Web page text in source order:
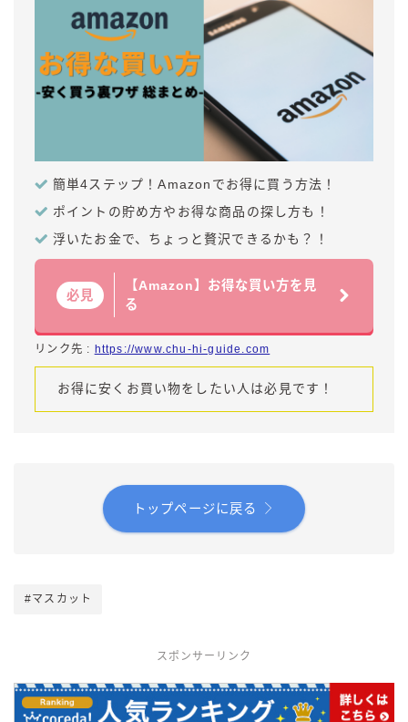
簡単4ステップ！Amazonでお得に買う方法！
ポイントの貯め方やお得な商品の探し方も！
浮いたお金で、ちょっと贅沢できるかも？！
必見
【Amazon】お得な買い方を見
る
リンク先 : https://www.chu-hi-guide.com
お得に安くお買い物をしたい人は必見です！
トップページに戻る
#マスカット
スポンサーリンク